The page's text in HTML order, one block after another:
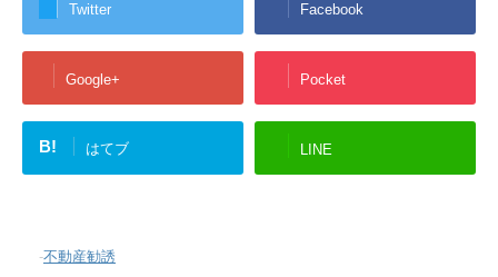
Twitter Facebook
Google+ Pocket
B! はてブ LINE
-不動産勧誘